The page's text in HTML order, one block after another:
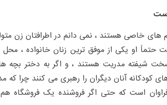
های خاصی هستند ، نمی دانم در اطرافتان زن
حتماً او یکی از موفق ترین زنان خانواده ،
شیفته مدریت هستند ، و اگر به دختر بچه
کودکانه آنان دیگران را رهبری می کنند چرا
فراوان است که حتی اگر فروشنده یک فروشگاه